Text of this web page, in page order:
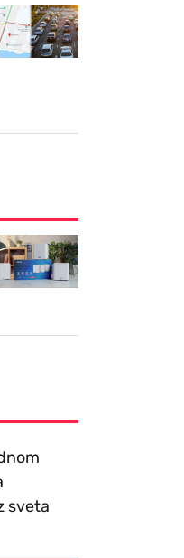
sveta